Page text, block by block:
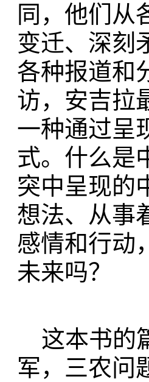
同，他们从
变迁、深刻
各种报道和
访，安吉拉
一种通过呈
式。什么是
突中呈现的
想法、从事
感情和行动
未来吗？
这本书的
军，三农问